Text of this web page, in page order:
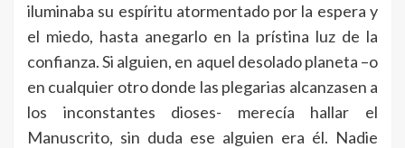
iluminaba su espíritu atormentado por la espera y
el miedo, hasta anegarlo en la prístina luz de la
confianza. Si alguien, en aquel desolado planeta –o
en cualquier otro donde las plegarias alcanzasen a
los inconstantes dioses- merecía hallar el
Manuscrito, sin duda ese alguien era él. Nadie